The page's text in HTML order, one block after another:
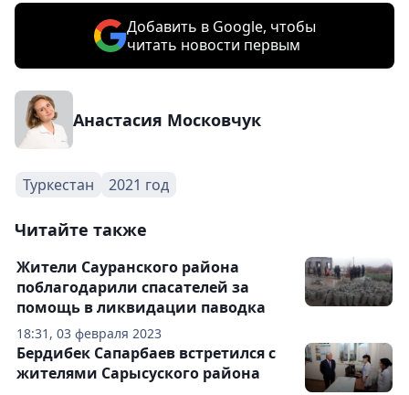
Добавить в Google, чтобы
читать новости первым
Анастасия Московчук
Туркестан 2021 год
Читайте также
18:31, 03 февраля 2023
Жители Сауранского района
поблагодарили спасателей за
помощь в ликвидации паводка
Бердибек Сапарбаев встретился с
жителями Сарысуского района